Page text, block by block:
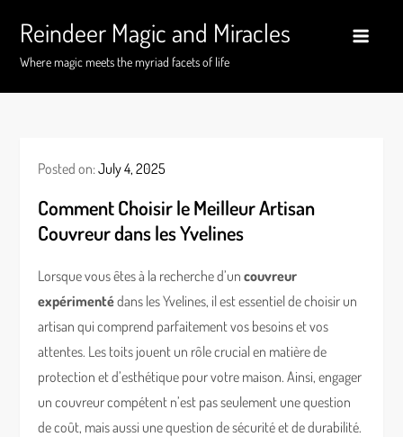
content
Reindeer Magic and Miracles
Where magic meets the myriad facets of life
Posted on:July 4, 2025
Comment Choisir le Meilleur Artisan
Couvreur dans les Yvelines
Lorsque vous êtes à la recherche d’uncouvreur
expérimentédans les Yvelines, il est essentiel de choisir un
artisan qui comprend parfaitement vos besoins et vos
attentes. Les toits jouent un rôle crucial en matière de
protection et d’esthétique pour votre maison. Ainsi, engager
un couvreur compétent n’est pas seulement une question
de coût, mais aussi une question de sécurité et de durabilité.